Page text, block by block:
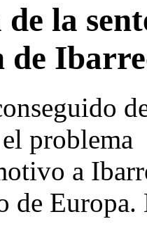
la
de
problema
a
de Europa.